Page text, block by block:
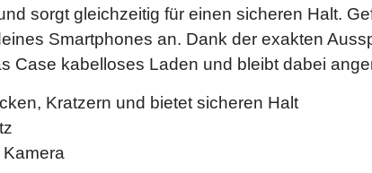
sorgt gleichzeitig für einen sicheren Halt.
Smartphones an. Dank der exakten
Case kabelloses Laden und bleibt dabei
Kratzern und bietet sicheren Halt